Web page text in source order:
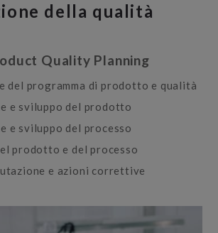
della qualità
Quality Planning
del programma di prodotto e qualità
e sviluppo del prodotto
e sviluppo del processo
prodotto e del processo
e azioni correttive